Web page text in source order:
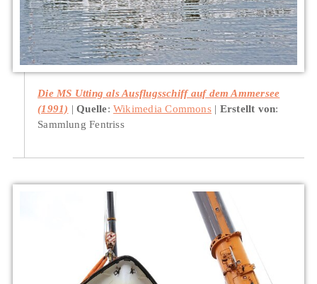
Die MS Utting als Ausflugsschiff auf dem Ammersee
(1991)
Quelle: Wikimedia Commons Erstellt von:
Sammlung Fentriss